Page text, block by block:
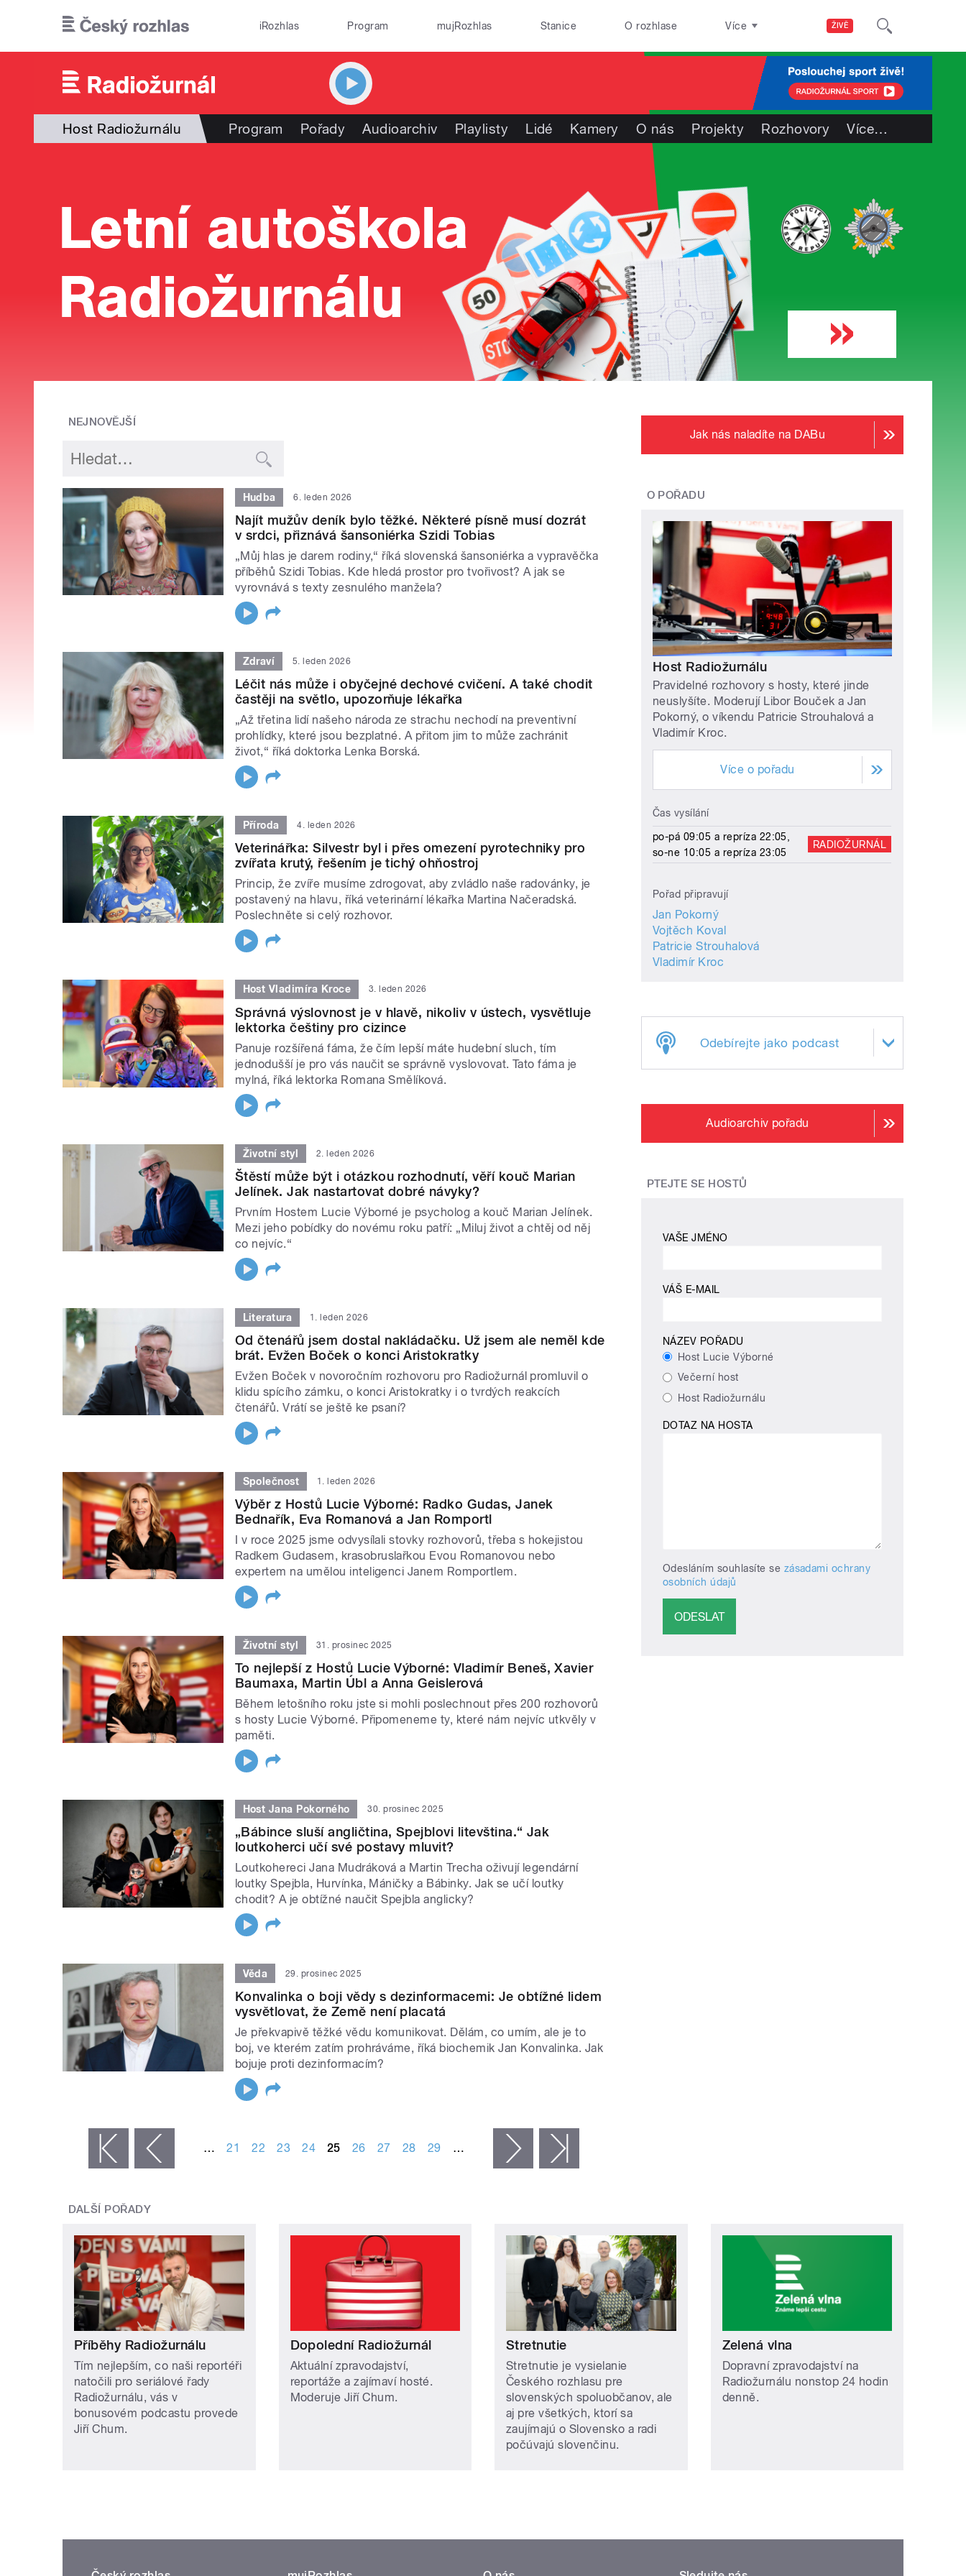
ŽIVĚ
iRozhlas Program mujRozhlas Stanice O rozhlase Více
Host Radiožurnálu Program Pořady Audioarchiv Playlisty Lidé Kamery O nás Projekty Rozhovory Více…
NEJNOVĚJŠÍ
Hudba 6. leden 2026
Najít mužův deník bylo těžké. Některé písně musí dozrát
v srdci, přiznává šansoniérka Szidi Tobias
„Můj hlas je darem rodiny,“ říká slovenská šansoniérka a vypravěčka
příběhů Szidi Tobias. Kde hledá prostor pro tvořivost? A jak se
vyrovnává s texty zesnulého manžela?
Zdraví 5. leden 2026
Léčit nás může i obyčejné dechové cvičení. A také chodit
častěji na světlo, upozorňuje lékařka
„Až třetina lidí našeho národa ze strachu nechodí na preventivní
prohlídky, které jsou bezplatné. A přitom jim to může zachránit
život,“ říká doktorka Lenka Borská.
Příroda 4. leden 2026
Veterinářka: Silvestr byl i přes omezení pyrotechniky pro
zvířata krutý, řešením je tichý ohňostroj
Princip, že zvíře musíme zdrogovat, aby zvládlo naše radovánky, je
postavený na hlavu, říká veterinární lékařka Martina Načeradská.
Poslechněte si celý rozhovor.
Host Vladimíra Kroce 3. leden 2026
Správná výslovnost je v hlavě, nikoliv v ústech, vysvětluje
lektorka češtiny pro cizince
Panuje rozšířená fáma, že čím lepší máte hudební sluch, tím
jednodušší je pro vás naučit se správně vyslovovat. Tato fáma je
mylná, říká lektorka Romana Smělíková.
Životní styl 2. leden 2026
Štěstí může být i otázkou rozhodnutí, věří kouč Marian
Jelínek. Jak nastartovat dobré návyky?
Prvním Hostem Lucie Výborné je psycholog a kouč Marian Jelínek.
Mezi jeho pobídky do novému roku patří: „Miluj život a chtěj od něj
co nejvíc.“
Literatura 1. leden 2026
Od čtenářů jsem dostal nakládačku. Už jsem ale neměl kde
brát. Evžen Boček o konci Aristokratky
Evžen Boček v novoročním rozhovoru pro Radiožurnál promluvil o
klidu spícího zámku, o konci Aristokratky i o tvrdých reakcích
čtenářů. Vrátí se ještě ke psaní?
Společnost 1. leden 2026
Výběr z Hostů Lucie Výborné: Radko Gudas, Janek
Bednařík, Eva Romanová a Jan Romportl
I v roce 2025 jsme odvysílali stovky rozhovorů, třeba s hokejistou
Radkem Gudasem, krasobruslařkou Evou Romanovou nebo
expertem na umělou inteligenci Janem Romportlem.
Životní styl 31. prosinec 2025
To nejlepší z Hostů Lucie Výborné: Vladimír Beneš, Xavier
Baumaxa, Martin Úbl a Anna Geislerová
Během letošního roku jste si mohli poslechnout přes 200 rozhovorů
s hosty Lucie Výborné. Připomeneme ty, které nám nejvíc utkvěly v
paměti.
Host Jana Pokorného 30. prosinec 2025
„Bábince sluší angličtina, Spejblovi litevština.“ Jak
loutkoherci učí své postavy mluvit?
Loutkohereci Jana Mudráková a Martin Trecha oživují legendární
loutky Spejbla, Hurvínka, Máničky a Bábinky. Jak se učí loutky
chodit? A je obtížné naučit Spejbla anglicky?
Věda 29. prosinec 2025
Konvalinka o boji vědy s dezinformacemi: Je obtížné lidem
vysvětlovat, že Země není placatá
Je překvapivě těžké vědu komunikovat. Dělám, co umím, ale je to
boj, ve kterém zatím prohráváme, říká biochemik Jan Konvalinka. Jak
bojuje proti dezinformacím?
‹ předchozí … 21 22 23 24 25 26 27 28 29 … následující ›
Jak nás naladíte na DABu
O POŘADU
Host Radiožurnálu
Pravidelné rozhovory s hosty, které jinde
neuslyšíte. Moderují Libor Bouček a Jan
Pokorný, o víkendu Patricie Strouhalová a
Vladimír Kroc.
Více o pořadu
Čas vysílání
po-pá 09:05 a repríza 22:05,
so-ne 10:05 a repríza 23:05
RADIOŽURNÁL
Pořad připravují
Jan Pokorný
Vojtěch Koval
Patricie Strouhalová
Vladimír Kroc
Odebírejte jako podcast
Audioarchiv pořadu
PTEJTE SE HOSTŮ
VAŠE JMÉNO
VÁŠ E-MAIL
NÁZEV POŘADU
Host Lucie Výborné
Večerní host
Host Radiožurnálu
DOTAZ NA HOSTA
Odesláním souhlasíte se zásadami ochrany
osobních údajů
DALŠÍ POŘADY
Příběhy Radiožurnálu
Tím nejlepším, co naši reportéři
natočili pro seriálové řady
Radiožurnálu, vás v
bonusovém podcastu provede
Jiří Chum.
Dopolední Radiožurnál
Aktuální zpravodajství,
reportáže a zajímaví hosté.
Moderuje Jiří Chum.
Stretnutie
Stretnutie je vysielanie
Českého rozhlasu pre
slovenských spoluobčanov, ale
aj pre všetkých, ktorí sa
zaujímajú o Slovensko a radi
počúvajú slovenčinu.
Zelená vlna
Dopravní zpravodajství na
Radiožurnálu nonstop 24 hodin
denně.